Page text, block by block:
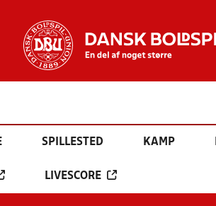
SPILLESTED KAMP
LIVESCORE